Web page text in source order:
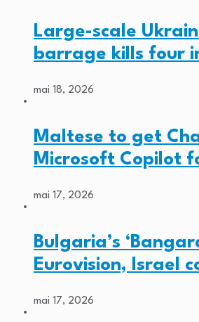
Large-scale
barrage kills four
mai 18, 2026
Maltese to get
Microsoft Copilot
mai 17, 2026
Bulgaria’s
Eurovision, Israel
mai 17, 2026